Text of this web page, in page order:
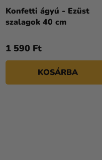
Konfetti ágyú - Ezüst
szalagok 40 cm
1 590 Ft
KOSÁRBA